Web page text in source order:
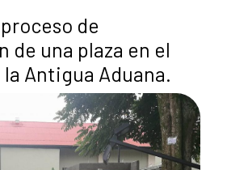
de
de una plaza en el
Antigua Aduana.